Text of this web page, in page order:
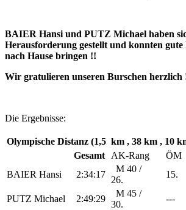
BAIER Hansi und PUTZ Michael haben
Herausforderung gestellt und konnten gute
nach Hause bringen !!
Wir gratulieren unseren Burschen herzlich
Die Ergebnisse:
Olympische Distanz (1,5 km , 38 km , 10
Gesamt
AK-Rang ÖM
BAIER Hansi
2:34:17
M 40 /
26.
15.
PUTZ Michael 2:49:29
M 45 /
30.
---